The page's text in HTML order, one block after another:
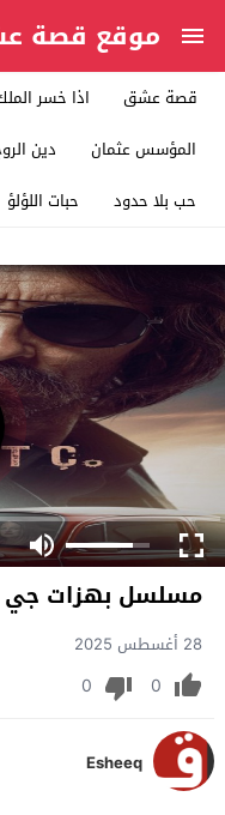
موقع قصة
قصة عشق اذا خسر
المؤسس عثمان
دين
حب بلا حدود
حبات اللؤلؤ
مسلسل بهزات جي
28 أغسطس 2025
0
0
Esheeq